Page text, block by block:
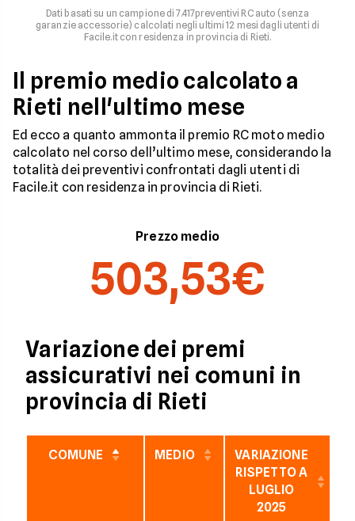
Dati basati su un campione di 7.417preventivi RC auto (senza
garanzie accessorie) calcolati negli ultimi 12 mesi dagli utenti di
Facile.it con residenza in provincia di Rieti.
Il premio medio calcolato a
Rieti nell'ultimo mese
Ed ecco a quanto ammonta il premio RC moto medio
calcolato nel corso dell’ultimo mese, considerando la
totalità dei preventivi confrontati dagli utenti di
Facile.it con residenza in provincia di Rieti.
Prezzo medio
503,53€
Variazione dei premi
assicurativi nei comuni in
provincia di Rieti
COMUNE MEDIO
VARIAZIONE
RISPETTO A
LUGLIO
2025